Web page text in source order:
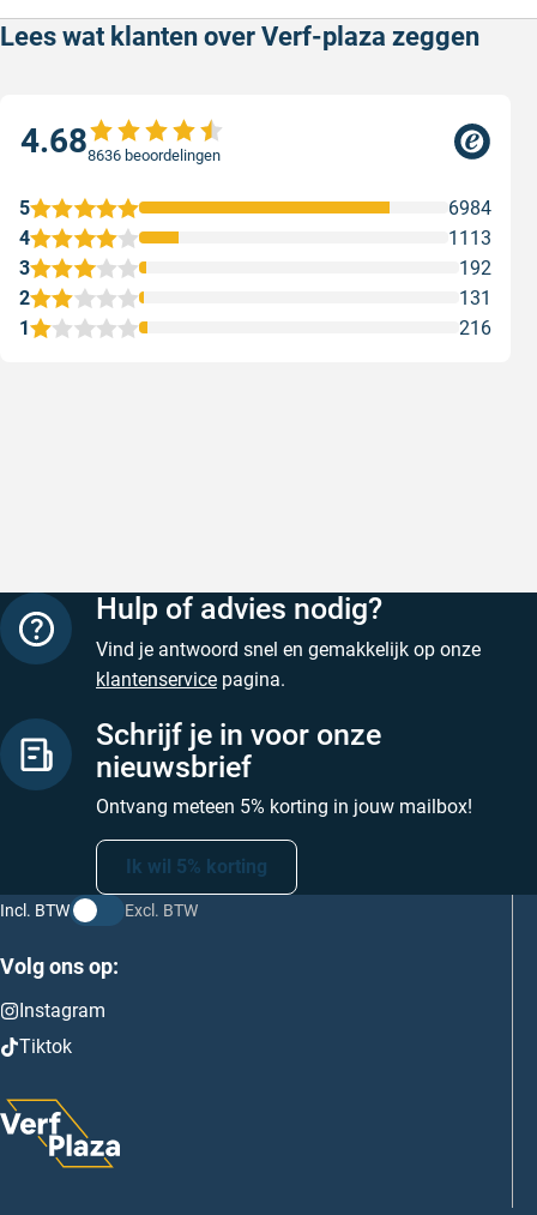
Lees wat klanten over Verf-plaza zeggen
4.688636 beoordelingen
1 216
2 131
3 192
4 1113
5 6984
Hulp of advies nodig?
Vind je antwoord snel en gemakkelijk op onze
klantenservice pagina.
Schrijf je in voor onze
nieuwsbrief
Ontvang meteen 5% korting in jouw mailbox!
Ik wil 5% korting
Incl. BTW Excl. BTW
Volg ons op:
Instagram
Tiktok